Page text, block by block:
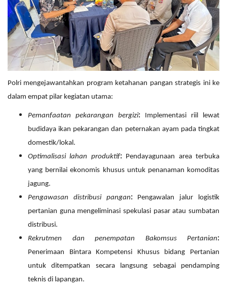
Polri mengejawantahkan program ketahanan pangan strategis ini ke
dalam empat pilar kegiatan utama:
Pemanfaatan pekarangan bergizi: Implementasi riil lewat
budidaya ikan pekarangan dan peternakan ayam pada tingkat
domestik/lokal.
Optimalisasi lahan produktif: Pendayagunaan area terbuka
yang bernilai ekonomis khusus untuk penanaman komoditas
jagung.
Pengawasan distribusi pangan: Pengawalan jalur logistik
pertanian guna mengeliminasi spekulasi pasar atau sumbatan
distribusi.
Rekrutmen dan penempatan Bakomsus Pertanian:
Penerimaan Bintara Kompetensi Khusus bidang Pertanian
untuk ditempatkan secara langsung sebagai pendamping
teknis di lapangan.